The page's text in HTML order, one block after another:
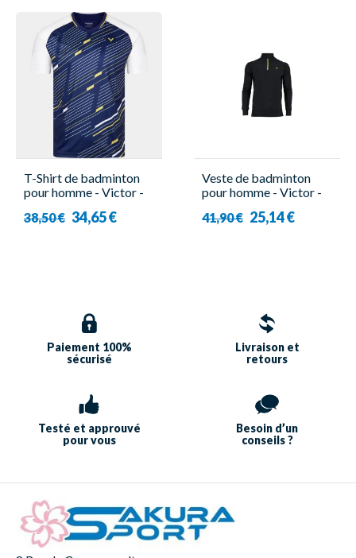
T-Shirt de badminton
pour homme - Victor -
38,50 € 34,65 €
Veste de badminton
pour homme - Victor -
41,90 € 25,14 €
Paiement 100%
sécurisé
Livraison et
retours
Testé et approuvé
pour vous
Besoin d’un
conseils ?